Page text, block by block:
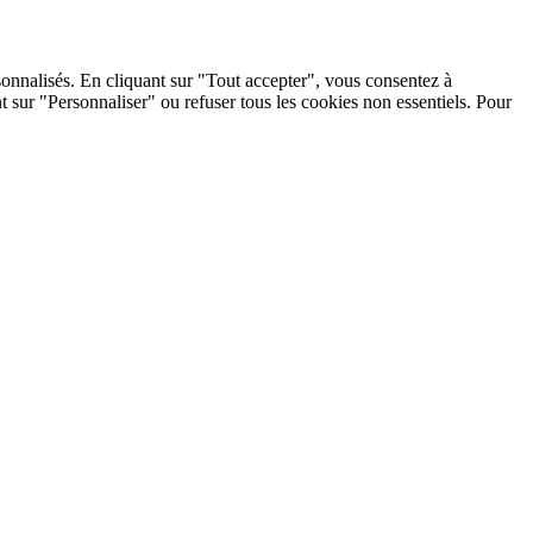
consentez à